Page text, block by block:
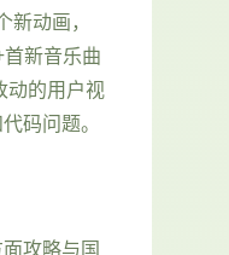
动画，
新音乐曲
动的用户视
码问题。
攻略与国